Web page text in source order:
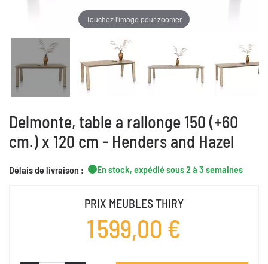
Touchez l'image pour zoomer
Delmonte, table a rallonge 150 (+60
cm.) x 120 cm - Henders and Hazel
Délais de livraison : En stock, expédié sous 2 à 3 semaines
PRIX MEUBLES THIRY
1 599,00 €